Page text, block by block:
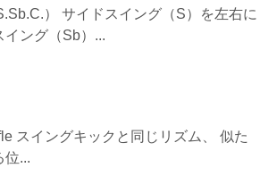
） サイドスイング（S）を左右に
ング（Sb）...
スイングキックと同じリズム、 似た
位...